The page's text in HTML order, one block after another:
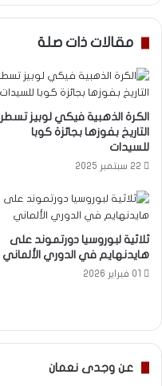
مقالات ذات صلة
الكرة الذهبية فيكي لوبيز تسطر
التاريخ بفوزها بجائزة كوبا
للسيدات
22 سبتمبر 2025
ثلاثية لبوروسيا دورتموند على
هايدنهايم في الدوري الألماني
01 فبراير 2026
عن وجدى نعمان